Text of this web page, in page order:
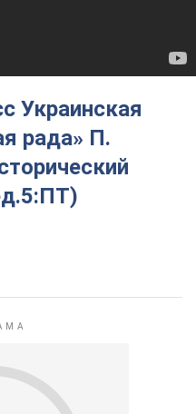
Украинская
рада» П.